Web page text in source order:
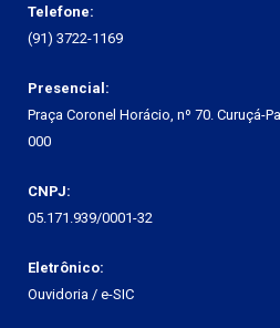
Telefone:
(91) 3722-1169
Presencial:
Praça Coronel Horácio, nº 70. Curuçá-
000
CNPJ:
05.171.939/0001-32
Eletrônico:
Ouvidoria / e-SIC